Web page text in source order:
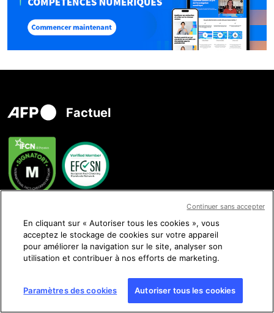
Factuel
Nous contacter
En cliquant sur « Autoriser tous les cookies », vous
acceptez le stockage de cookies sur votre appareil
pour améliorer la navigation sur le site, analyser son
utilisation et contribuer à nos efforts de marketing.
Paramètres des cookies Autoriser tous les cookies
Continuer sans accepter